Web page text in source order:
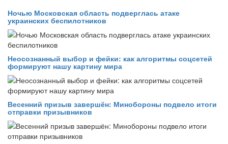
Ночью Московская область подверглась атаке
украинских беспилотников
Неосознанный выбор и фейки: как алгоритмы соцсетей
формируют нашу картину мира
Весенний призыв завершён: Минобороны подвело итоги
отправки призывников